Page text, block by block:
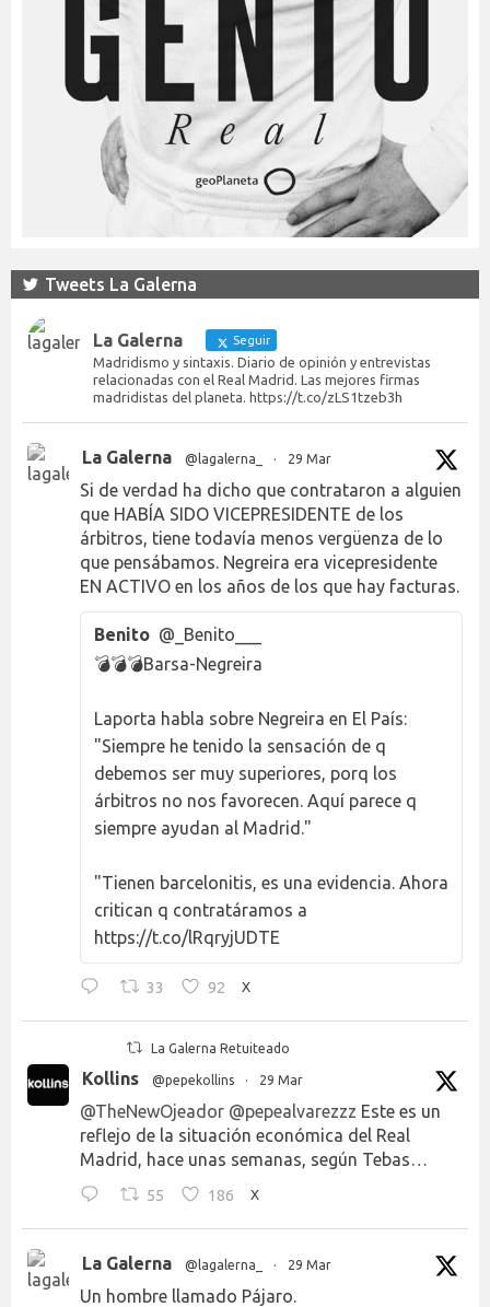
Tweets La Galerna
La Galerna Seguir
Madridismo y sintaxis. Diario de opinión y entrevistas
relacionadas con el Real Madrid. Las mejores firmas
madridistas del planeta. https://t.co/zLS1tzeb3h
La Galerna @lagalerna_ · 29 Mar
Si de verdad ha dicho que contrataron a alguien
que HABÍA SIDO VICEPRESIDENTE de los
árbitros, tiene todavía menos vergüenza de lo
que pensábamos. Negreira era vicepresidente
EN ACTIVO en los años de los que hay facturas.
Benito @_Benito___
💣💣💣Barsa-Negreira
Laporta habla sobre Negreira en El País:
"Siempre he tenido la sensación de q
debemos ser muy superiores, porq los
árbitros no nos favorecen. Aquí parece q
siempre ayudan al Madrid."
"Tienen barcelonitis, es una evidencia. Ahora
critican q contratáramos a
https://t.co/lRqryjUDTE
33 92 X
La Galerna Retuiteado
Kollins @pepekollins · 29 Mar
@TheNewOjeador @pepealvarezzz Este es un
reflejo de la situación económica del Real
Madrid, hace unas semanas, según Tebas…
55 186 X
La Galerna @lagalerna_ · 29 Mar
Un hombre llamado Pájaro.